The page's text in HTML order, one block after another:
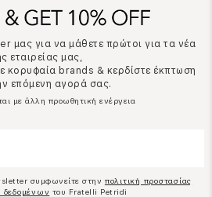
μας για να μάθετε πρώτοι για τα νέα
εταιρείας μας,
κορυφαία brands & κερδίστε έκπτωση
επόμενη αγορά σας.
με άλλη προωθητική ενέργεια
συμφωνείτε στην πολιτική προστασίας
του Fratelli Petridi